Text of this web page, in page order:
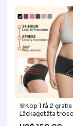
🌸Köp 1 få 2
Läckagetäta